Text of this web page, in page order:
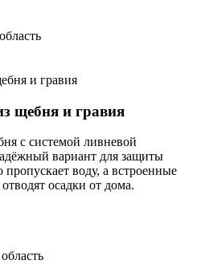
щебня и гравия
с системой ливневой
вариант для защиты
воду, а встроенные
осадки от дома.